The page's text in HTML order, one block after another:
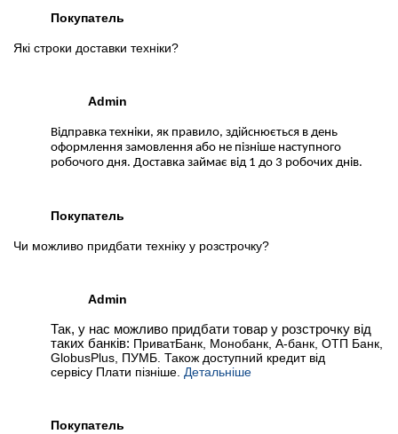
Покупатель
Які строки доставки техніки?
Admin
Відправка техніки, як правило, здійснюється в день
оформлення замовлення або не пізніше наступного
робочого дня. Доставка займає від 1 до 3 робочих днів.
Покупатель
Чи можливо придбати техніку у розстрочку?
Admin
Так, у нас можливо придбати товар у розстрочку від
таких банків: ПриватБанк, Монобанк, А-банк, ОТП Банк,
GlobusPlus, ПУМБ. Також доступний кредит від
сервісу Плати пізніше. Детальніше
Покупатель